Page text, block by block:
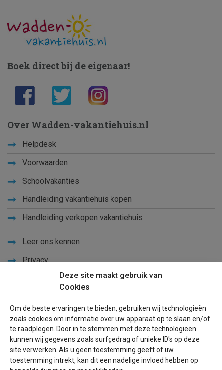
Deze site maakt gebruik van
Cookies
Om de beste ervaringen te bieden, gebruiken wij technologieën
zoals cookies om informatie over uw apparaat op te slaan en/of
te raadplegen. Door in te stemmen met deze technologieën
kunnen wij gegevens zoals surfgedrag of unieke ID's op deze
site verwerken. Als u geen toestemming geeft of uw
toestemming intrekt, kan dit een nadelige invloed hebben op
Boek direct bij de eigenaar!
Over Wadden-vakantiehuis.nl
Helpdesk
Voorwaarden
Schoolvakanties
Handleiding vakantiehuis kopen
Handleiding verkopen vakantiehuis
Leer ons kennen
Privacy
Blog
Voor eigenaren
Een advertentie plaatsen